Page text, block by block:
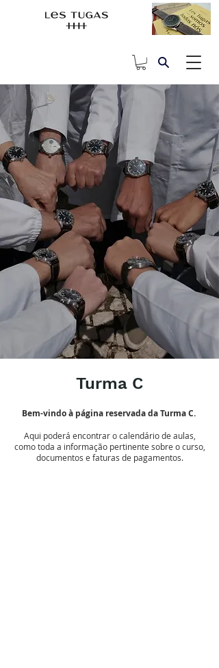
Turma C
Bem-vindo à página reservada da Turma C.
Aqui poderá encontrar o calendário de aulas,
como toda a informação pertinente sobre o curso,
documentos e faturas de pagamentos.